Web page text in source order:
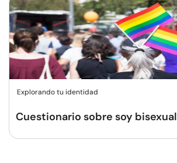
Explorando tu identidad
Cuestionario sobre soy bisexual